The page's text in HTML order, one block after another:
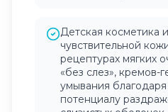
Детская косметика
чувствительной
рецептурах мягких
«без слез», кремов-
умывания
потенциалу